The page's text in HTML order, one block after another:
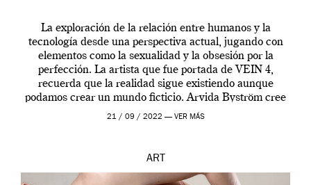
La exploración de la relación entre humanos y la
tecnología desde una perspectiva actual, jugando con
elementos como la sexualidad y la obsesión por la
perfección. La artista que fue portada de VEIN 4,
recuerda que la realidad sigue existiendo aunque
podamos crear un mundo ficticio. Arvida Byström cree
que los humanos tienen un complejo […]
21 / 09 / 2022 — VER MÁS
ART